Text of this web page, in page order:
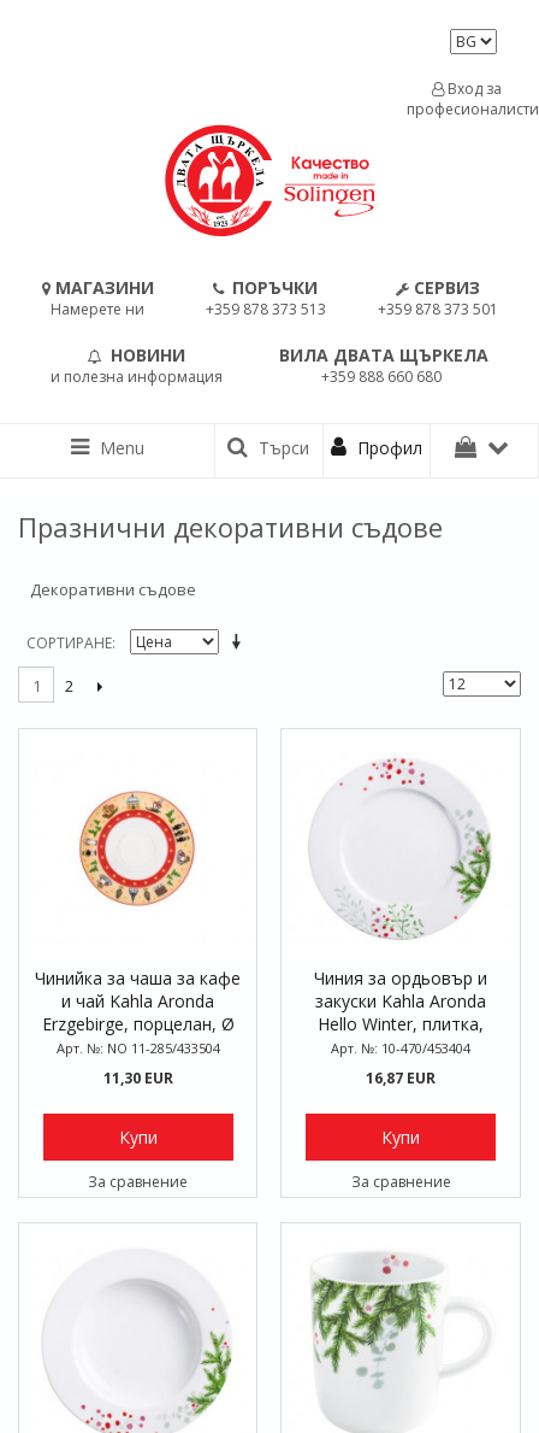
МАГАЗИНИ
Намерете ни
ПОРЪЧКИ
+359 878 373 513
СЕРВИЗ
+359 878 373 501
НОВИНИ
и полезна информация
ВИЛА ДВАТА ЩЪРКЕЛА
+359 888 660 680
Вход за
професионалисти
Menu Търси Профил
Празнични декоративни съдове
Декоративни съдове
СОРТИРАНЕ
1 2
Чинийка за чаша за кафе
и чай Kahla Aronda
Erzgebirge, порцелан, Ø
15 см
Арт. №: NO 11-285/433504
11,30 EUR
Купи
За сравнение
Чиния за ордьовър и
закуски Kahla Aronda
Hello Winter, плитка,
порцелан, Ø 21 см
Арт. №: 10-470/453404
16,87 EUR
Купи
За сравнение